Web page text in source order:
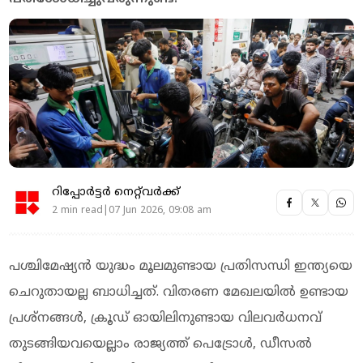
റിപ്പോർട്ടർ നെറ്റ്‌വര്‍ക്ക്‌
2 min read|07 Jun 2026, 09:08 am
പശ്ചിമേഷ്യൻ യുദ്ധം മൂലമുണ്ടായ പ്രതിസന്ധി ഇന്ത്യയെ
ചെറുതായല്ല ബാധിച്ചത്. വിതരണ മേഖലയിൽ ഉണ്ടായ
പ്രശ്നങ്ങൾ, ക്രൂഡ് ഓയിലിനുണ്ടായ വിലവർധനവ്
തുടങ്ങിയവയെല്ലാം രാജ്യത്ത് പെട്രോൾ, ഡീസൽ